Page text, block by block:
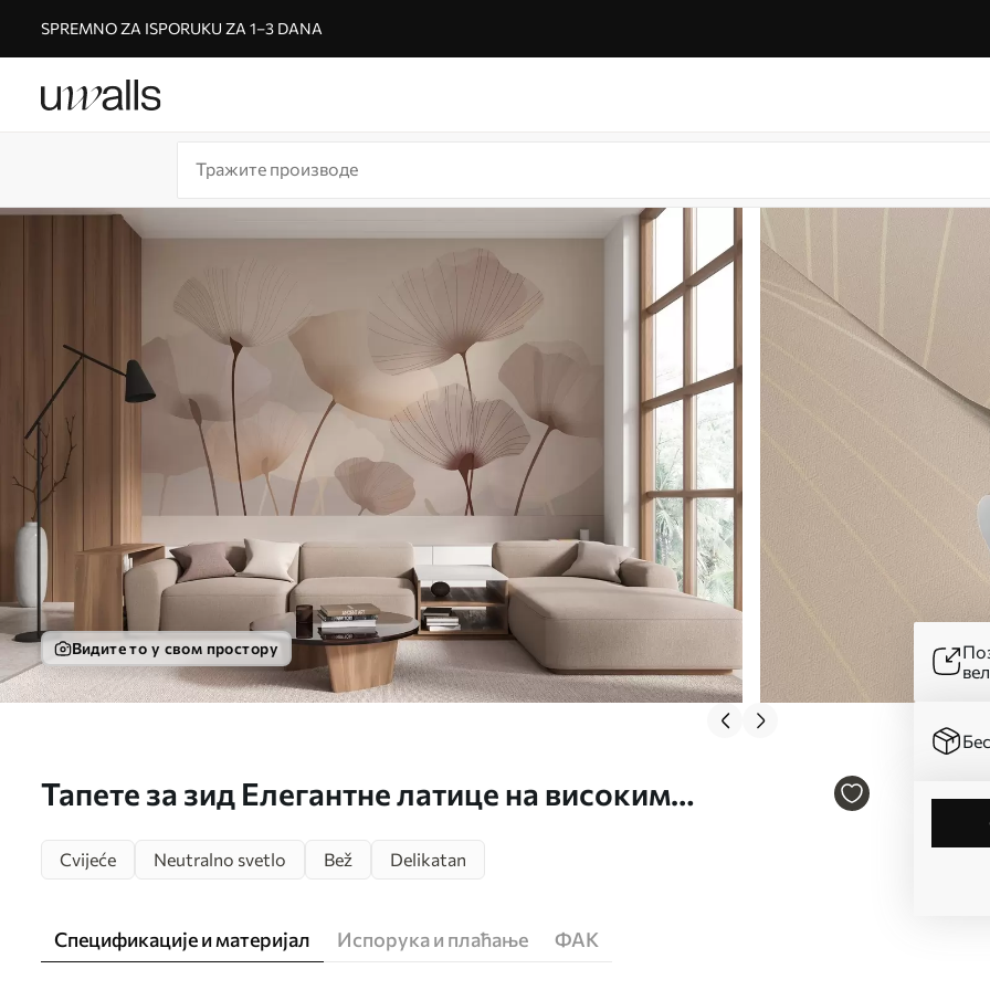
SPREMNO ZA ISPORUKU ZA 1–3 DANA
Видите то у свом простору
Тапете за зид Елегантне латице на високим
Cvijeće Neutralno svetlo Bež Delikatan
Спецификације и материјал Испорука и плаћање ФАК